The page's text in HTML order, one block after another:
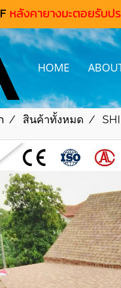
หลังคายางมะตอยรับ
HOME
สินค้าทั้งหมด